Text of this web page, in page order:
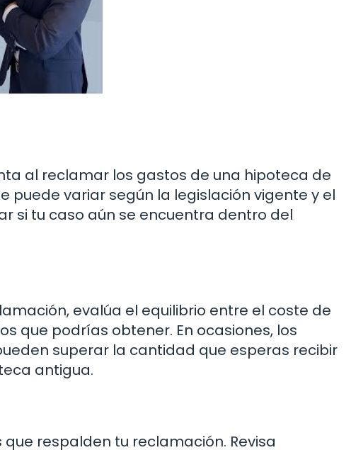
al reclamar los gastos de una hipoteca de
puede variar según la legislación vigente y el
si tu caso aún se encuentra dentro del
evalúa el equilibrio entre el coste de
que podrías obtener. En ocasiones, los
superar la cantidad que esperas recibir
antigua.
respalden tu reclamación. Revisa